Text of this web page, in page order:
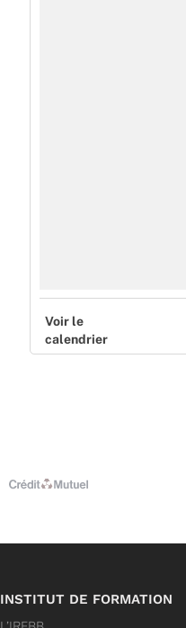
Voir le
calendrier
INSTITUT DE FORMATION